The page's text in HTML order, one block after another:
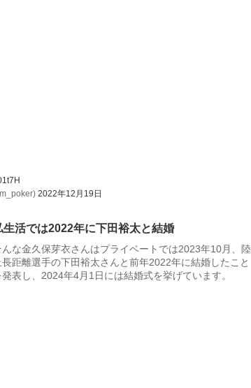
2022年12月19日
生活では2022年に下田裕太と結婚
んな金久保芽衣さんはプライベートでは2023年10月、陸
長距離選手の下田裕太さんと前年2022年に結婚したこと
発表し、2024年4月1日には結婚式を挙げています。